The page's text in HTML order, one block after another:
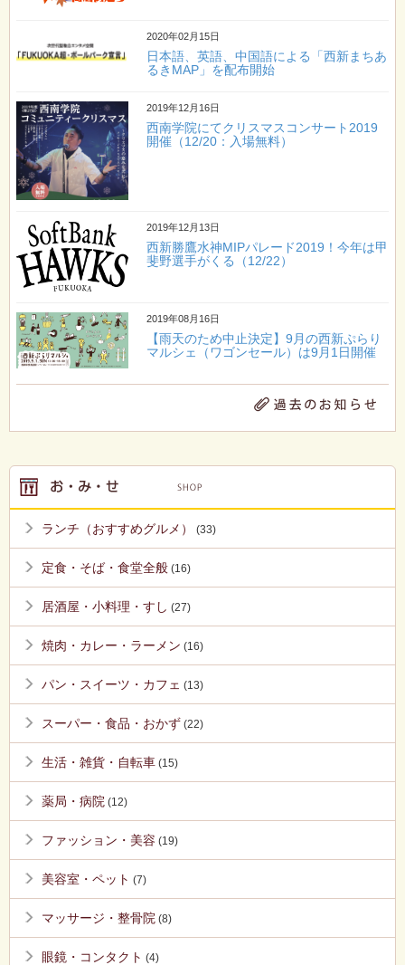
2020年02月15日
日本語、英語、中国語による「西新まちあ
るきMAP」を配布開始
2019年12月16日
西南学院にてクリスマスコンサート2019
開催（12/20：入場無料）
2019年12月13日
西新勝鷹水神MIPパレード2019！今年は甲
斐野選手がくる（12/22）
2019年08月16日
【雨天のため中止決定】9月の西新ぷらり
マルシェ（ワゴンセール）は9月1日開催
ランチ（おすすめグルメ） (33)
定食・そば・食堂全般 (16)
居酒屋・小料理・すし (27)
焼肉・カレー・ラーメン (16)
パン・スイーツ・カフェ (13)
スーパー・食品・おかず (22)
生活・雑貨・自転車 (15)
薬局・病院 (12)
ファッション・美容 (19)
美容室・ペット (7)
マッサージ・整骨院 (8)
眼鏡・コンタクト (4)